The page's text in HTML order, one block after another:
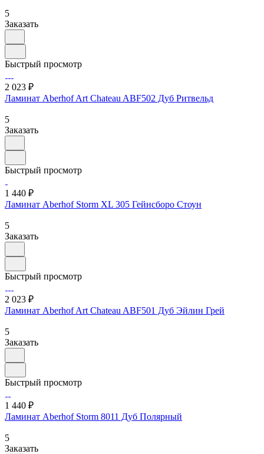
5
Заказать
Быстрый просмотр
2 023 ₽
Ламинат Aberhof Art Chateau ABF502 Дуб Ритвельд
5
Заказать
Быстрый просмотр
1 440 ₽
Ламинат Aberhof Storm XL 305 Гейнсборо Стоун
5
Заказать
Быстрый просмотр
2 023 ₽
Ламинат Aberhof Art Chateau ABF501 Дуб Эйлин Грей
5
Заказать
Быстрый просмотр
1 440 ₽
Ламинат Aberhof Storm 8011 Дуб Полярный
5
Заказать